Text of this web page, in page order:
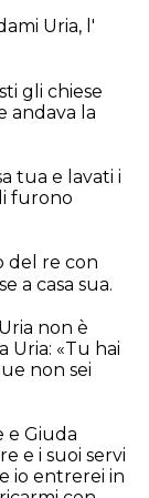
Uria, l'
gli chiese
andava la
tua e lavati i
furono
del re con
a casa sua.
non è
Uria: «Tu hai
non sei
e Giuda
e i suoi servi
io entrerei in